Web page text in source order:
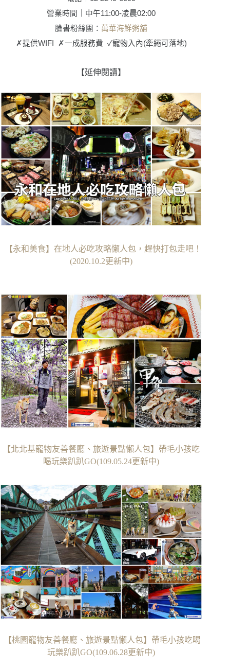
營業時間｜ 中午11:00-凌晨02:00
臉書粉絲團 ： 萬華海鮮粥舖
✗提供WIFI ✗一成服務費 ✓寵物入內(牽繩可落地)
【延伸閱讀】
【永和美食】在地人必吃攻略懶人包，趕快打包走吧！
(2020.10.2更新中)
【北北基寵物友善餐廳、旅遊景點懶人包】帶毛小孩吃
喝玩樂趴趴GO(109.05.24更新中)
【桃園寵物友善餐廳、旅遊景點懶人包】帶毛小孩吃喝
玩樂趴趴GO(109.06.28更新中)